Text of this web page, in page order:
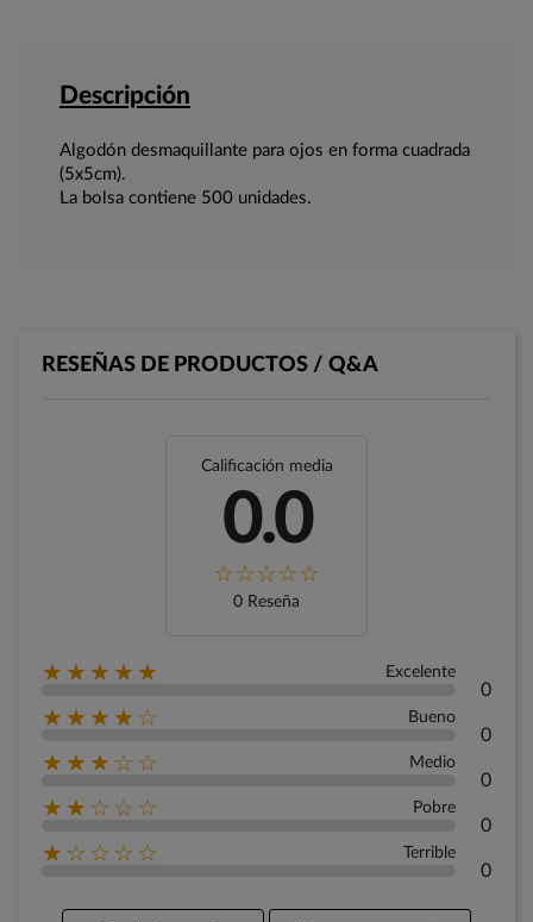
Descripción
Algodón desmaquillante para ojos en forma cuadrada
(5x5cm).
La bolsa contiene 500 unidades.
RESEÑAS DE PRODUCTOS / Q&A
Calificación media
0.0
0 Reseña
★★★★★ Excelente
0
★★★★☆ Bueno
0
★★★☆☆ Medio
0
★★☆☆☆ Pobre
0
★☆☆☆☆ Terrible
0